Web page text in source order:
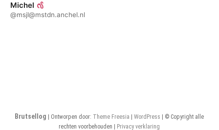
Michel
@msjl@mstdn.anchel.nl
Brutsellog | Ontworpen door: Theme Freesia |WordPress
| © Copyright alle
rechten voorbehouden |
Privacy verklaring